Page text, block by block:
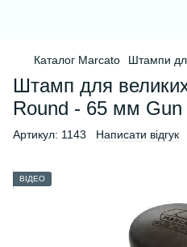
Каталог Marcato Штампи
Штамп для
Round - 65 мм Gun
Артикул: 1143 Написати відгук
ВІДЕО